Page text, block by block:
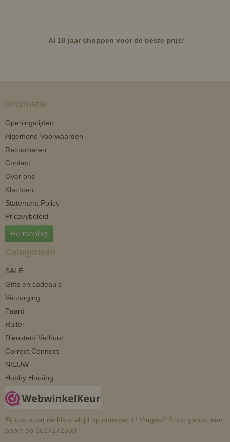
Al 10 jaar shoppen voor de beste prijs!
Informatie
Openingstijden
Algemene Voorwaarden
Retourneren
Contact
Over ons
Klachten
Statement Policy
Pricavybeleid
Herroeping
Categorieën
SALE
Gifts en cadeau's
Verzorging
Paard
Ruiter
Diensten/ Verhuur
Correct Connect
NIEUW
Hobby Horsing
Bij ons staat de klant altijd op nummer 1! Vragen? Stuur gerust een
appje op 0627172580